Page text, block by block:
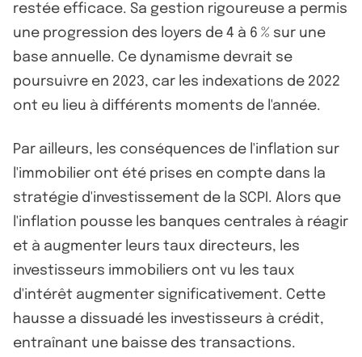
restée efficace. Sa gestion rigoureuse a permis
une progression des loyers de 4 à 6 % sur une
base annuelle. Ce dynamisme devrait se
poursuivre en 2023, car les indexations de 2022
ont eu lieu à différents moments de l'année.
Par ailleurs, les conséquences de l'inflation sur
l'immobilier ont été prises en compte dans la
stratégie d'investissement de la SCPI. Alors que
l'inflation pousse les banques centrales à réagir
et à augmenter leurs taux directeurs, les
investisseurs immobiliers ont vu les taux
d'intérêt augmenter significativement. Cette
hausse a dissuadé les investisseurs à crédit,
entraînant une baisse des transactions.